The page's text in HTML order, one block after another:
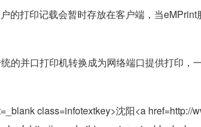
的打印记载会暂时存放在客户端，当
并口打印机转换成为网络端口提供打印，